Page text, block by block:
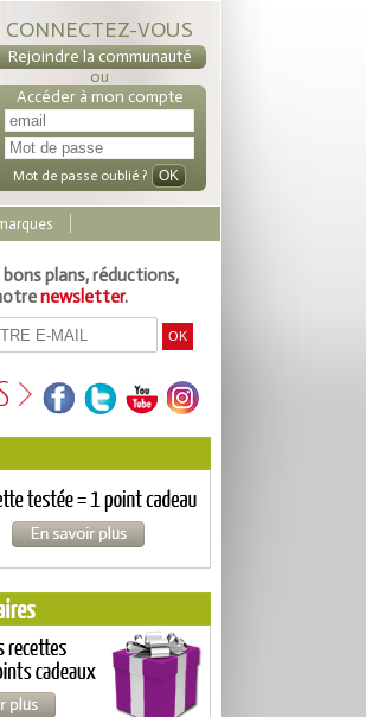
CONNECTEZ-VOUS
Rejoindre la communauté
ou
Accéder à mon compte
Mot de passe oublié ?
plans, réductions,
newsletter.